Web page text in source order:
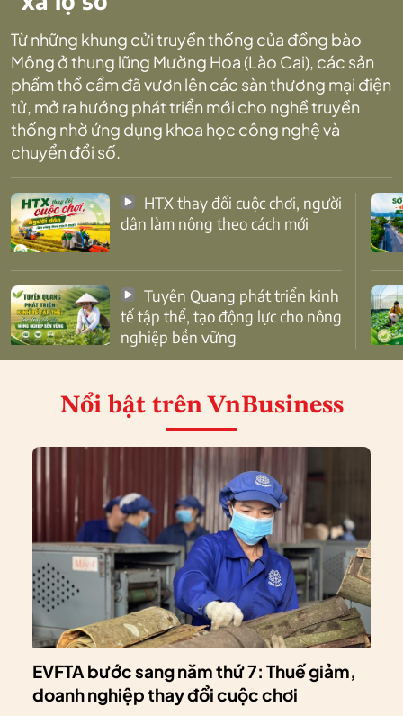
Từ những khung cửi truyền thống của đồng bào
Mông ở thung lũng Mường Hoa (Lào Cai), các sản
phẩm thổ cẩm đã vươn lên các sàn thương mại điện
tử, mở ra hướng phát triển mới cho nghề truyền
thống nhờ ứng dụng khoa học công nghệ và
chuyển đổi số.
dân làm nông theo cách mới
tế tập thể, tạo động lực cho nông
nghiệp bền vững
Nổi bật trên VnBusiness
EVFTA bước sang năm thứ 7: Thuế giảm,
doanh nghiệp thay đổi cuộc chơi